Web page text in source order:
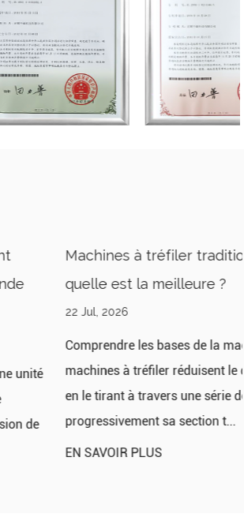
traditionnelles ou inversées :
?
de la machine à tréfiler Les
réduisent le diamètre du fil métallique
une série de filières, diminuant
section t...